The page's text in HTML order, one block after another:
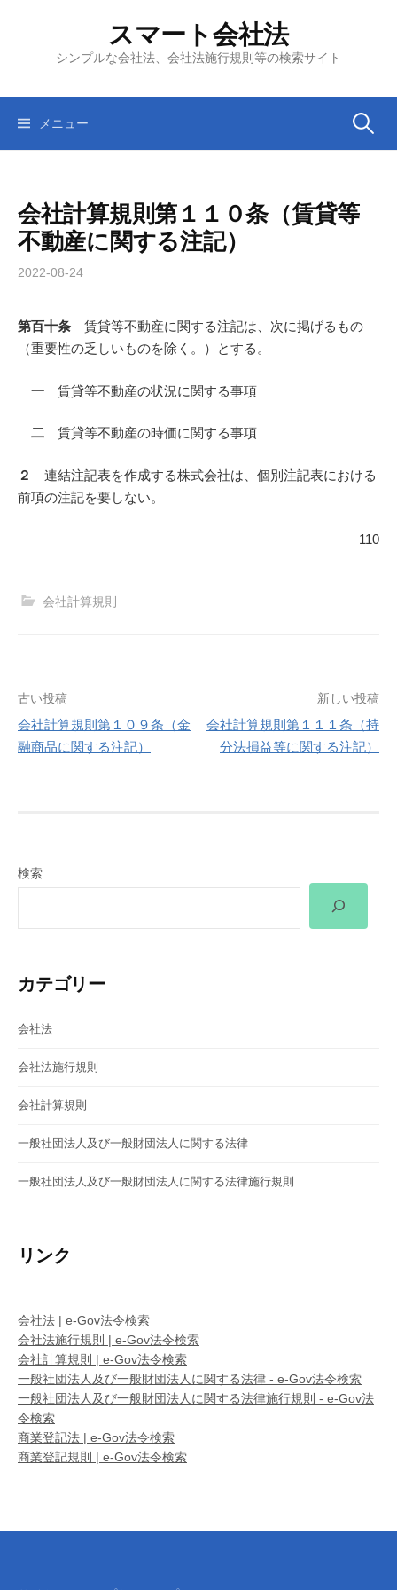
ツ
スマート会社法
シンプルな会社法、会社法施行規則等の検索サイト
メニュー 検
会社計算規則第１１０条（賃貸等
不動産に関する注記）
2022-08-24
第百十条 賃貸等不動産に関する注記は、次に掲げるもの
（重要性の乏しいものを除く。）とする。
一 賃貸等不動産の状況に関する事項
二 賃貸等不動産の時価に関する事項
２
連結注記表を作成する株式会社は、個別注記表における
前項の注記を要しない。
110
会社計算規則
投
稿
ー
シ
古い投稿
会社計算規則第１０９条（金
融商品に関する注記）
新しい投稿
会社計算規則第１１１条（持
分法損益等に関する注記）
検索
カテゴリー
会社法
会社法施行規則
会社計算規則
一般社団法人及び一般財団法人に関する法律
一般社団法人及び一般財団法人に関する法律施行規則
リンク
会社法 | e-Gov法令検索
会社法施行規則 | e-Gov法令検索
会社計算規則 | e-Gov法令検索
一般社団法人及び一般財団法人に関する法律 - e-Gov法令検索
一般社団法人及び一般財団法人に関する法律施行規則 - e-Gov法
令検索
商業登記法 | e-Gov法令検索
商業登記規則 | e-Gov法令検索